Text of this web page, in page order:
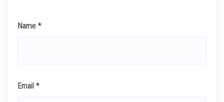
Name *
Email *